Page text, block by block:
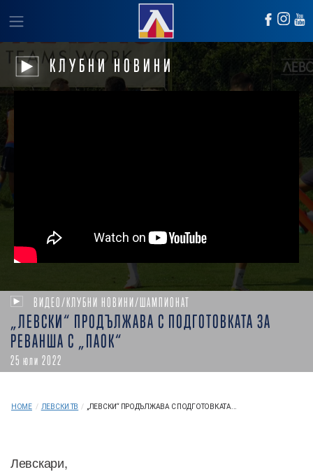
КЛУБНИ НОВИНИ
ВИДЕО/КЛУБНИ НОВИНИ/ШАМПИОНАТ
„ЛЕВСКИ“ ПРОДЪЛЖАВА С ПОДГОТОВКАТА ЗА
РЕВАНША С „ПАОК“
25 юли 2022
HOME / ЛЕВСКИ ТВ / „ЛЕВСКИ“ ПРОДЪЛЖАВА С ПОДГОТОВКАТА...
Левскари,